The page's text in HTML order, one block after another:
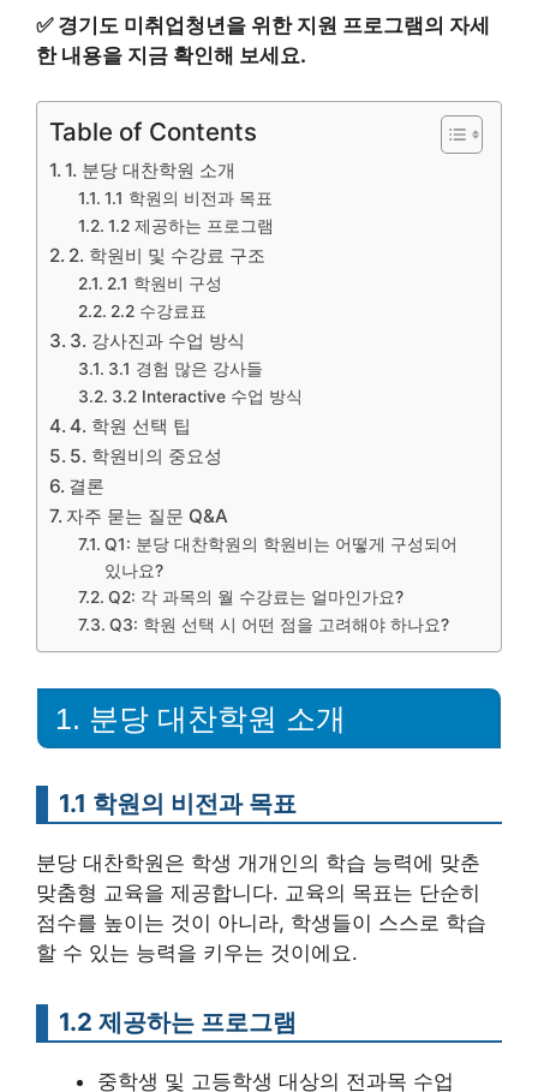
✅ 경기도 미취업청년을 위한 지원 프로그램의 자세
한 내용을 지금 확인해 보세요.
Table of Contents
1. 분당 대찬학원 소개
1.1 학원의 비전과 목표
1.2 제공하는 프로그램
2. 학원비 및 수강료 구조
2.1 학원비 구성
2.2 수강료표
3. 강사진과 수업 방식
3.1 경험 많은 강사들
3.2 Interactive 수업 방식
4. 학원 선택 팁
5. 학원비의 중요성
결론
자주 묻는 질문 Q&A
Q1: 분당 대찬학원의 학원비는 어떻게 구성되어
있나요?
Q2: 각 과목의 월 수강료는 얼마인가요?
Q3: 학원 선택 시 어떤 점을 고려해야 하나요?
1. 분당 대찬학원 소개
1.1 학원의 비전과 목표
분당 대찬학원은 학생 개개인의 학습 능력에 맞춘
맞춤형 교육을 제공합니다. 교육의 목표는 단순히
점수를 높이는 것이 아니라, 학생들이 스스로 학습
할 수 있는 능력을 키우는 것이에요.
1.2 제공하는 프로그램
중학생 및 고등학생 대상의 전과목 수업